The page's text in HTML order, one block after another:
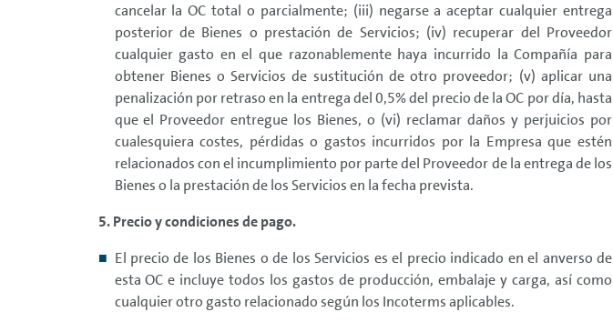
cancelar la OC total o parcialmente; (iii) negarse a aceptar cualquier entrega
posterior de Bienes o prestación de Servicios; (iv) recuperar del Proveedor
cualquier gasto en el que razonablemente haya incurrido la Compañía para
obtener Bienes o Servicios de sustitución de otro proveedor; (v) aplicar una
penalización por retraso en la entrega del 0,5% del precio de la OC por día, hasta
que el Proveedor entregue los Bienes, o (vi) reclamar daños y perjuicios por
cualesquiera costes, pérdidas o gastos incurridos por la Empresa que estén
relacionados con el incumplimiento por parte del Proveedor de la entrega de los
Bienes o la prestación de los Servicios en la fecha prevista.
5. Precio y condiciones de pago.
El precio de los Bienes o de los Servicios es el precio indicado en el anverso de
esta OC e incluye todos los gastos de producción, embalaje y carga, así como
cualquier otro gasto relacionado según los Incoterms aplicables.